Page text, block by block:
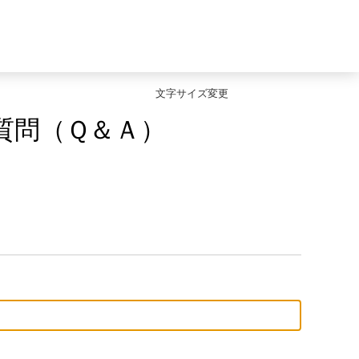
文字サイズ変更
（Ｑ＆Ａ）